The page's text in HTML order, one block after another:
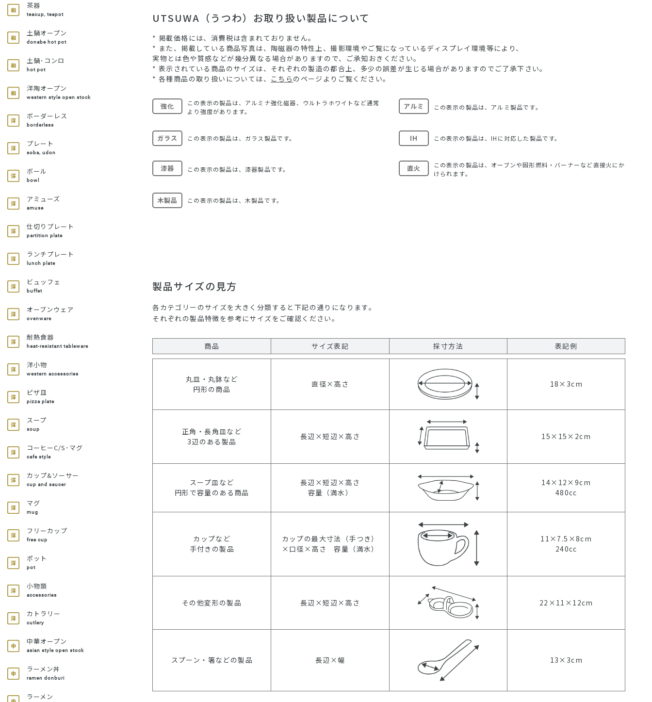
茶器
teacup, teapot
土鍋オープン
donabe hot pot
土鍋･コンロ
hot pot
洋陶オープン
western style open stock
ボーダーレス
borderless
プレート
soba, udon
ボール
bowl
アミューズ
amuse
仕切りプレート
partition plate
ランチプレート
lunch plate
ビュッフェ
buffet
オーブンウェア
ovenware
耐熱食器
heat-resistant tableware
洋小物
western accessories
ピザ皿
pizza plate
スープ
soup
コーヒーC/S･マグ
cafe style
カップ&ソーサー
cup and saucer
マグ
mug
フリーカップ
free cup
ポット
pot
小物類
accessories
カトラリー
cutlery
中華オープン
asian style open stock
ラーメン丼
ramen donburi
ラーメン
UTSUWA（うつわ）お取り扱い製品について
* 掲載価格には、消費税は含まれておりません。
* また、掲載している商品写真は、陶磁器の特性上、撮影環境やご覧になっているディスプレイ環境等により、
実物とは色や質感などが幾分異なる場合がありますので、ご承知おきください。
* 表示されている商品のサイズは、それぞれの製造の都合上、多少の誤差が生じる場合がありますのでご了承下さい。
* 各種商品の取り扱いについては、 こちら のページよりご覧ください。
強化
この表示の製品は、アルミナ強化磁器、ウルトラホワイトなど通常
より強度があります。
アルミ この表示の製品は、アルミ製品です。
ガラス この表示の製品は、ガラス製品です。 IH この表示の製品は、IHに対応した製品です。
漆器 この表示の製品は、漆器製品です。 直火
この表示の製品は、オーブンや固形燃料・バーナーなど直接火にか
けられます。
木製品 この表示の製品は、木製品です。
製品サイズの見方
各カテゴリーのサイズを大きく分類すると下記の通りになります。
それぞれの製品特徴を参考にサイズをご確認ください。
商品 サイズ表記 採寸方法 表記例
丸皿・丸鉢など
円形の商品
直径×高さ 18×3cm
正角・長角皿など
3辺のある製品
長辺×短辺×高さ 15×15×2cm
スープ皿など
円形で容量のある商品
長辺×短辺×高さ
容量（満水）
14×12×9cm
480cc
カップなど
手付きの製品
カップの最大寸法（手つき）
×口径×高さ 容量（満水）
11×7.5×8cm
240cc
その他変形の製品 長辺×短辺×高さ 22×11×12cm
スプーン・箸などの製品 長辺×幅 13×3cm